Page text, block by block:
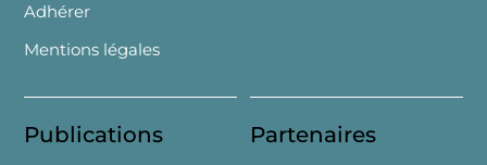
Adhérer
Mentions légales
Publications Partenaires